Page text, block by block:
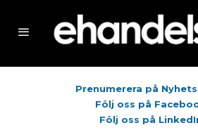
Prenumerera på
Följ oss på
Följ oss på